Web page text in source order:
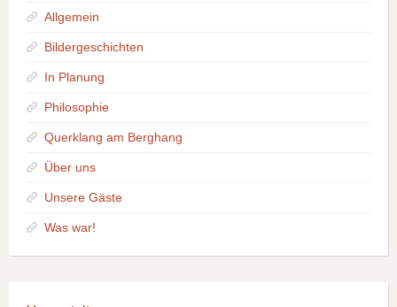
Allgemein
Bildergeschichten
In Planung
Philosophie
Querklang am Berghang
Über uns
Unsere Gäste
Was war!